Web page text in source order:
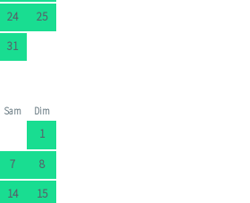
24
25
31
Sam Dim
1
7
8
14
15